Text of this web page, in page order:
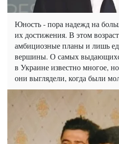
Юность - пора надежд на
их достижения. В этом
амбициозные планы и лишь
вершины. О самых
в Украине известно многое,
они выглядели, когда были